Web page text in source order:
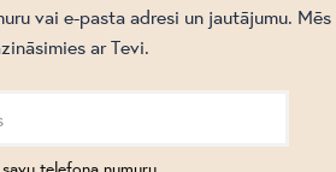
vai e-pasta adresi un jautājumu. Mēs
ar Tevi.